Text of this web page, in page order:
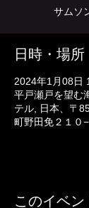
サムソ
日時・場所
2024年1月08日
平戸瀬戸を望む
テル, 日本、〒
町野田免２１０−
このイベ